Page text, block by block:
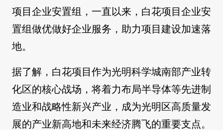
项目企业安置组，一直以来，白花项目企业安
置组做优做好企业服务，助力项目建设加速落
地。
据了解，白花项目作为光明科学城南部产业转
化区的核心战场，将着力布局半导体等先进制
造业和战略性新兴产业，成为光明区高质量发
展的产业新高地和未来经济腾飞的重要支点。